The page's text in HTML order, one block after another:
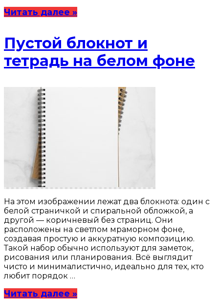
Читать далее »
Пустой блокнот и
тетрадь на белом фоне
На этом изображении лежат два блокнота: один с
белой страничкой и спиральной обложкой, а
другой — коричневый без страниц. Они
расположены на светлом мраморном фоне,
создавая простую и аккуратную композицию.
Такой набор обычно используют для заметок,
рисования или планирования. Всё выглядит
чисто и минималистично, идеально для тех, кто
любит порядок …
Читать далее »